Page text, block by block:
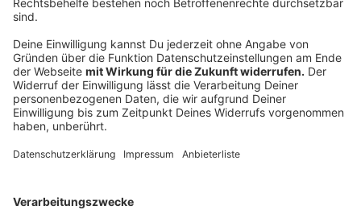
Glückwunsch!Wer hier am Niederrhein Pferde liebt und
6.-12.
Die Gewinner unserer Wurfmaterial-Verlosung 2025
Aktionen| Mega viele haben uns eine Bewerbung für ihre
Fußgruppe, die Kitagruppe, die Nachbarschaftsgruppe und
den Verein geschickt! Und das aus dem ganzen Kreis
Kleve.Dafür schon mal ganz lieben Dank fürs Mitmachen.
Die besten Rezepte von TV- und Kochexperte Alex